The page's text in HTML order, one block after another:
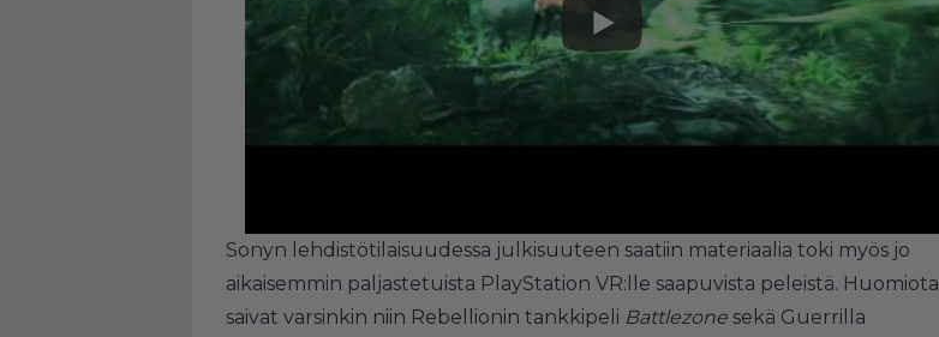
Sonyn lehdistötilaisuudessa julkisuuteen saatiin materiaalia toki myös jo
aikaisemmin paljastetuista PlayStation VR:lle saapuvista peleistä. Huomiota
saivat varsinkin niin Rebellionin tankkipeli Battlezone sekä Guerrilla